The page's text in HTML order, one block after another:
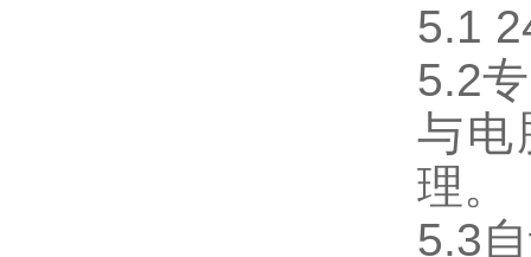
5.1
5.2
与电
理。
5.3